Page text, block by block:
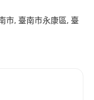
市, 臺南市永康區, 臺